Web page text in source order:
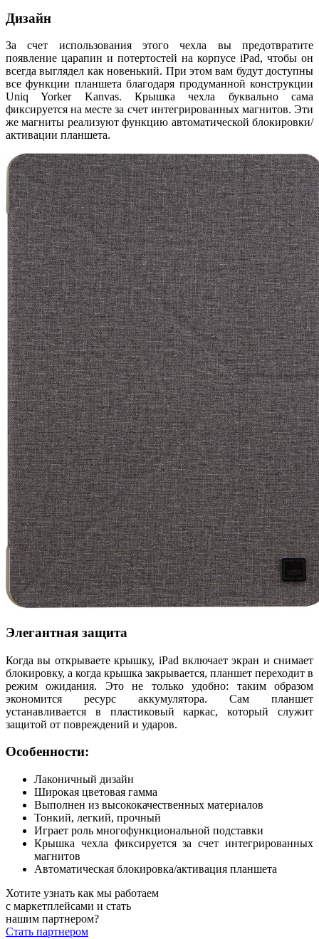
Дизайн
За счет использования этого чехла вы предотвратите
появление царапин и потертостей на корпусе iPad, чтобы он
всегда выглядел как новенький. При этом вам будут доступны
все функции планшета благодаря продуманной конструкции
Uniq Yorker Kanvas. Крышка чехла буквально сама
фиксируется на месте за счет интегрированных магнитов. Эти
же магниты реализуют функцию автоматической блокировки/
активации планшета.
Элегантная защита
Когда вы открываете крышку, iPad включает экран и снимает
блокировку, а когда крышка закрывается, планшет переходит в
режим ожидания. Это не только удобно: таким образом
экономится ресурс аккумулятора. Сам планшет
устанавливается в пластиковый каркас, который служит
защитой от повреждений и ударов.
Особенности:
Лаконичный дизайн
Широкая цветовая гамма
Выполнен из высококачественных материалов
Тонкий, легкий, прочный
Играет роль многофункциональной подставки
Крышка чехла фиксируется за счет интегрированных
магнитов
Автоматическая блокировка/активация планшета
Хотите узнать как мы работаем
с маркетплейсами и стать
нашим партнером?
Стать партнером